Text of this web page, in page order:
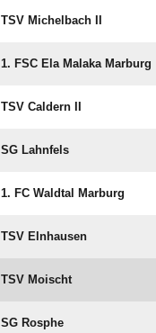
TSV Michelbach II
1. FSC Ela Malaka Marburg
TSV Caldern II
SG Lahnfels
1. FC Waldtal Marburg
TSV Elnhausen
TSV Moischt
SG Rosphe